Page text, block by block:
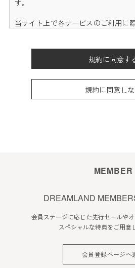
す。
当サイト上で各サービスのご利用に
イトとリンクするサービスについて
範囲外となる為、各リンク先の規約
本規約の変更にご注意下さい
1. 当社は、会員の了承を得ることな
通知したものとみなします。
当サイトにおいてのご購入には会員
規約に同意し
規約に同意す
MEMBER
DREAMLAND
会員ステージに応じた先行セールやオ
スペシャルな特典をご用意
会員登録ページへ